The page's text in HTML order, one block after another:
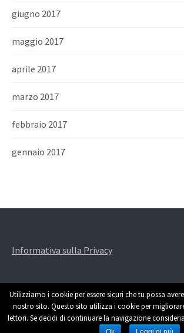
giugno 2017
maggio 2017
aprile 2017
marzo 2017
febbraio 2017
gennaio 2017
Informativa sulla Privacy
Powered byWordPress | Theme by
Utilizziamo i cookie per essere sicuri che tu possa
nostro sito. Questo sito utilizza i cookie per
lettori. Se decidi di continuare la navigazione